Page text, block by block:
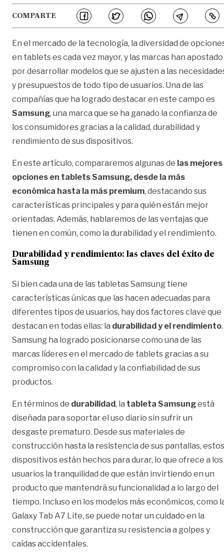
COMPARTE
En el mercado de la tecnología, la diversidad de
en tablets es cada vez mayor, y las marcas han apostado
por desarrollar modelos que se ajusten a las
y presupuestos de todo tipo de usuarios. Una de las
compañías que ha logrado destacar en este campo es
Samsung, una marca que se ha ganado la confianza de
los consumidores gracias a la calidad, durabilidad y
rendimiento de sus dispositivos.
En este artículo, compararemos algunas de las mejores
opciones en tablets Samsung, desde la más
económica hasta la más premium, destacando sus
características principales y para quién están mejor
orientadas. Además, hablaremos de las ventajas que
tienen en común, como la durabilidad y el rendimiento.
Durabilidad y rendimiento: las claves del éxito de
Samsung
Si bien cada una de las tabletas Samsung tiene
características únicas que las hacen adecuadas para
diferentes tipos de usuarios, hay dos factores clave que
destacan en todas ellas: la durabilidad y el rendimiento.
Samsung ha logrado posicionarse como una de las
marcas líderes en el mercado de tablets gracias a su
compromiso con la calidad y la confiabilidad de sus
productos.
En términos de durabilidad, la tableta Samsungestá
diseñada para soportar el uso diario sin sufrir un
desgaste prematuro. Desde sus materiales de
construcción hasta la resistencia de sus pantallas, estos
dispositivos están hechos para durar, lo que ofrece a los
usuarios la tranquilidad de que están invirtiendo en un
producto que mantendrá su funcionalidad a lo largo del
tiempo. Incluso en los modelos más económicos, como
Galaxy Tab A7 Lite, se puede notar un cuidado en la
construcción que garantiza su resistencia a golpes y
caídas accidentales.